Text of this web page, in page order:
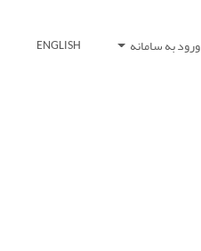
ورود به سامانه ENGLISH